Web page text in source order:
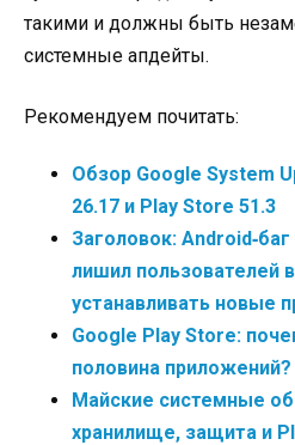
такими и должны быть
системные апдейты.
Рекомендуем почитать:
Обзор Google System
26.17 и Play Store 51.3
Заголовок:
лишил пользователей
устанавливать новые
Google Play Store:
половина приложений?
Майские системные
хранилище, защита и